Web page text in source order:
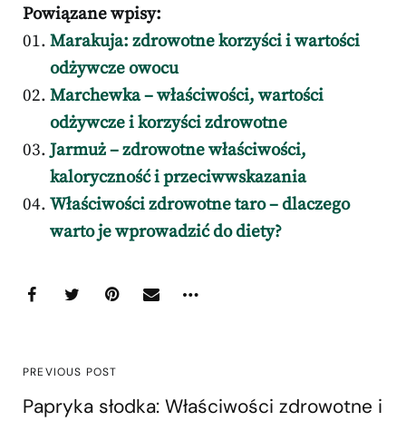
Powiązane wpisy:
Marakuja: zdrowotne korzyści i wartości
odżywcze owocu
Marchewka – właściwości, wartości
odżywcze i korzyści zdrowotne
Jarmuż – zdrowotne właściwości,
kaloryczność i przeciwwskazania
Właściwości zdrowotne taro – dlaczego
warto je wprowadzić do diety?
PREVIOUS POST
Papryka słodka: Właściwości zdrowotne i